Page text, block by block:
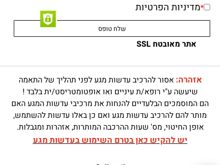
*מדיניות הפרטיות
אתר מאובטח SSL
אזהרה: אסור להרכיב עדשות מגע לפני תהליך של התאמה
שיעשה ע"י רופא/ת עיניים ואו אופטומטריסט/ית בלבד !
הם המוסמכים הבלעדיים להנחות את מרכיבי עדשות המגע האם
מותר להם להרכיב עדשות מגע ואם כן באלו עדשות להשתמש,
אופן החיטוי, מס' שעות ההרכבה המותרות, אזהרות ומגבלות.
יש להקיש כאן בטרם השימוש בעדשות מגע